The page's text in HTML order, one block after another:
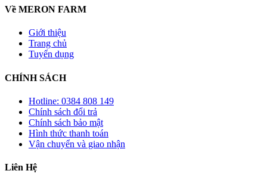
Về MERON FARM
Giới thiệu
Trang chủ
Tuyển dụng
CHÍNH SÁCH
Hotline: 0384 808 149
Chính sách đổi trả
Chính sách bảo mật
Hình thức thanh toán
Vận chuyển và giao nhận
Liên Hệ